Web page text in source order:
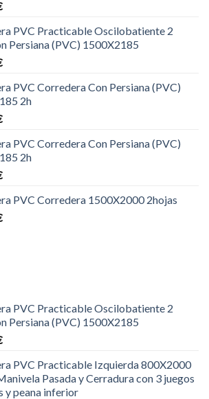
PVC Practicable Oscilobatiente 2
Persiana (PVC) 1500X2185
PVC Corredera Con Persiana (PVC)
2h
PVC Corredera Con Persiana (PVC)
2h
PVC Corredera 1500X2000 2hojas
PVC Practicable Oscilobatiente 2
Persiana (PVC) 1500X2185
PVC Practicable Izquierda 800X2000
Pasada y Cerradura con 3 juegos
y peana inferior